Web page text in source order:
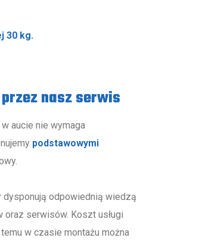
30 kg.
nasz serwis
aucie nie wymaga
podstawowymi
dysponują odpowiednią wiedzą
oraz serwisów. Koszt usługi
w czasie montażu można